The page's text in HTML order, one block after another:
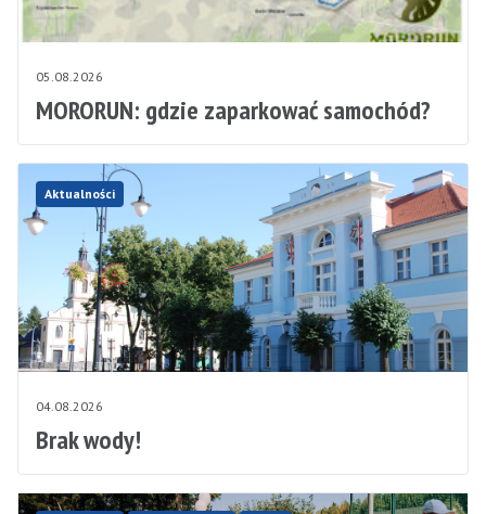
05.08.2026
MORORUN: gdzie zaparkować samochód?
Aktualności
04.08.2026
Brak wody!